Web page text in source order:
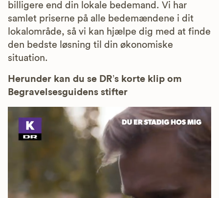
billigere end din lokale bedemand. Vi har
samlet priserne på alle bedemændene i dit
lokalområde, så vi kan hjælpe dig med at finde
den bedste løsning til din økonomiske
situation.
Herunder kan du se DR’s korte klip om
Begravelsesguidens stifter